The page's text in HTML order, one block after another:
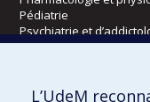
Pédiatrie
Psychiatrie et
Radiologie, radio-
L’UdeM